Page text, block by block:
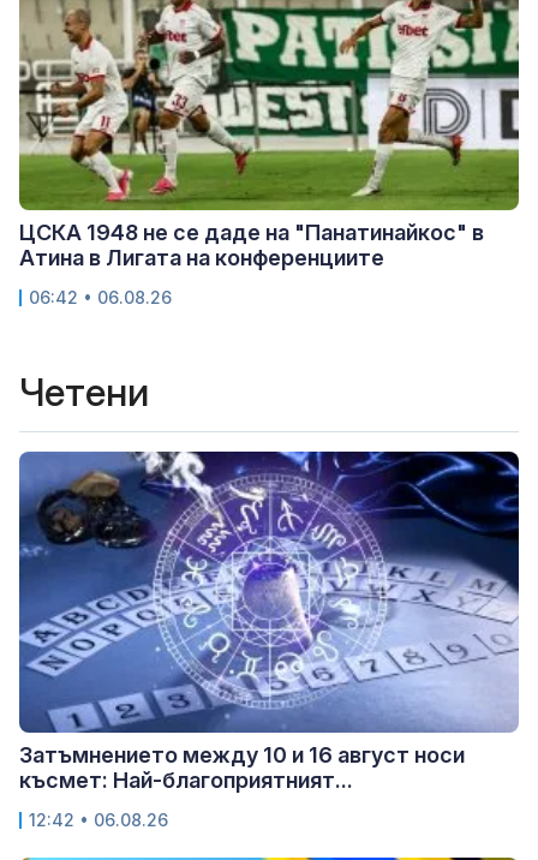
ЦСКА 1948 не се даде на "Панатинайкос" в
Атина в Лигата на конференциите
06:42 • 06.08.26
Четени
Затъмнението между 10 и 16 август носи
късмет: Най-благоприятният...
12:42 • 06.08.26